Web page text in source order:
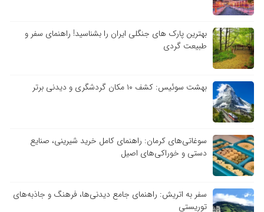
بهترین پارک های جنگلی ایران را بشناسید! راهنمای سفر و
طبیعت گردی
بهشت سوئیس: کشف ۱۰ مکان گردشگری و دیدنی برتر
سوغاتی‌های کرمان: راهنمای کامل خرید شیرینی، صنایع
دستی و خوراکی‌های اصیل
سفر به اتریش: راهنمای جامع دیدنی‌ها، فرهنگ و جاذبه‌های
توریستی